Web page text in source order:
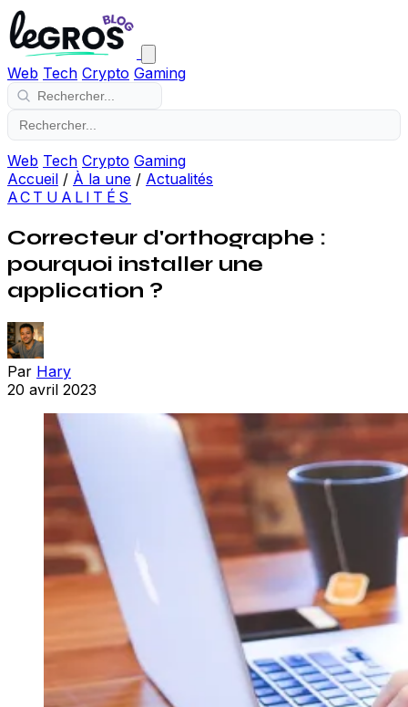
Web Tech Crypto Gaming
Web Tech Crypto Gaming
Accueil / À la une / Actualités
ACTUALITÉS
Correcteur d'orthographe :
pourquoi installer une
application ?
Par Hary
20 avril 2023